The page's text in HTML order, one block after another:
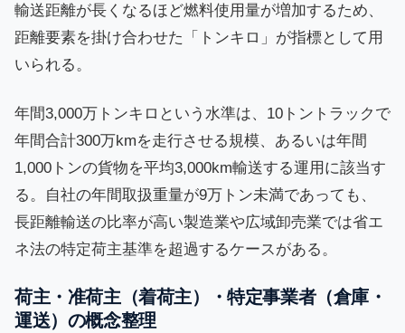
輸送距離が長くなるほど燃料使用量が増加するため、
距離要素を掛け合わせた「トンキロ」が指標として用
いられる。
年間3,000万トンキロという水準は、10トントラックで
年間合計300万kmを走行させる規模、あるいは年間
1,000トンの貨物を平均3,000km輸送する運用に該当す
る。自社の年間取扱重量が9万トン未満であっても、
長距離輸送の比率が高い製造業や広域卸売業では省エ
ネ法の特定荷主基準を超過するケースがある。
荷主・准荷主（着荷主）・特定事業者（倉庫・
運送）の概念整理